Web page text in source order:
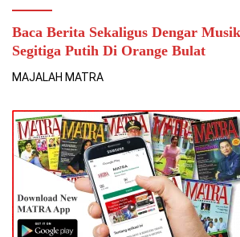
Baca Berita Sekaligus Dengar
Segitiga Putih Di Orange Bulat
MAJALAH MATRA